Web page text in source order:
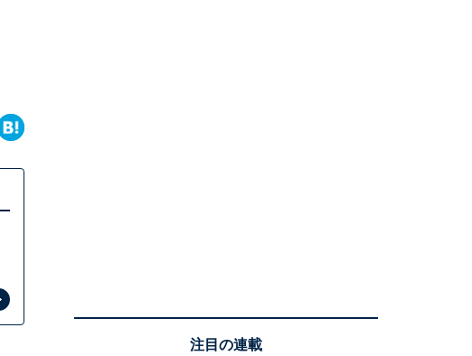
注目の連載